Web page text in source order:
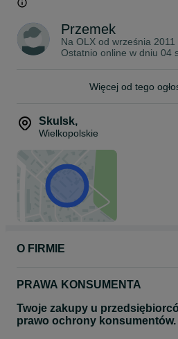
Tel. 732_90_90_70
Możliwość transportu.
Przemek
Na OLX od września 2011
Ostatnio online w dniu 04
Więcej od tego
Skulsk,
Wielkopolskie
O FIRMIE
PRAWA KONSUMENTA
Twoje zakupy u
prawo ochrony konsumentów.